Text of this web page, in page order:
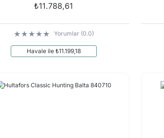
₺11.788,61
Yorumlar (0.0)
Havale ile ₺11.199,18